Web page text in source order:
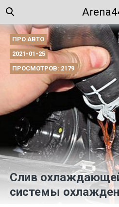
ПРО АВТО
2021-01-25
ПРОСМОТРОВ: 2179
Слив
системы